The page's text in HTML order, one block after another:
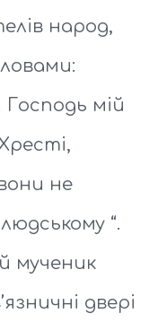
народ,
мій
не
“.
мученик
двері